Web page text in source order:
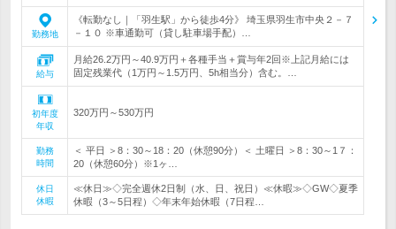
勤務地
《転勤なし｜「羽生駅」から徒歩4分》 埼玉県羽生市中央２－７
－１０ ※車通勤可（貸し駐車場手配）…
給与
月給26.2万円～40.9万円＋各種手当＋賞与年2回※上記月給には
固定残業代（1万円～1.5万円、5h相当分）含む。…
初年度
年収
320万円～530万円
勤務
時間
＜ 平日 ＞8：30～18：20（休憩90分）＜ 土曜日 ＞8：30～1７：
20（休憩60分）※1ヶ…
休日
休暇
≪休日≫◇完全週休2日制（水、日、祝日）≪休暇≫◇GW◇夏季
休暇（3～5日程）◇年末年始休暇（7日程…